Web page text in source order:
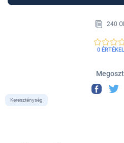
240
0
Kereszténység